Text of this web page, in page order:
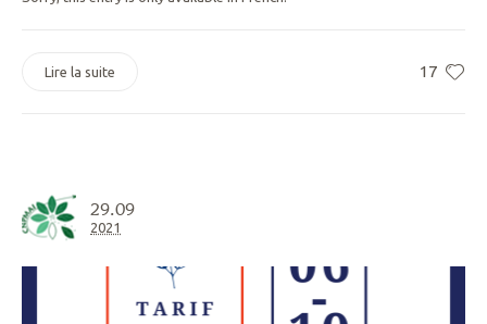
17
Lire la suite
29.09
2021